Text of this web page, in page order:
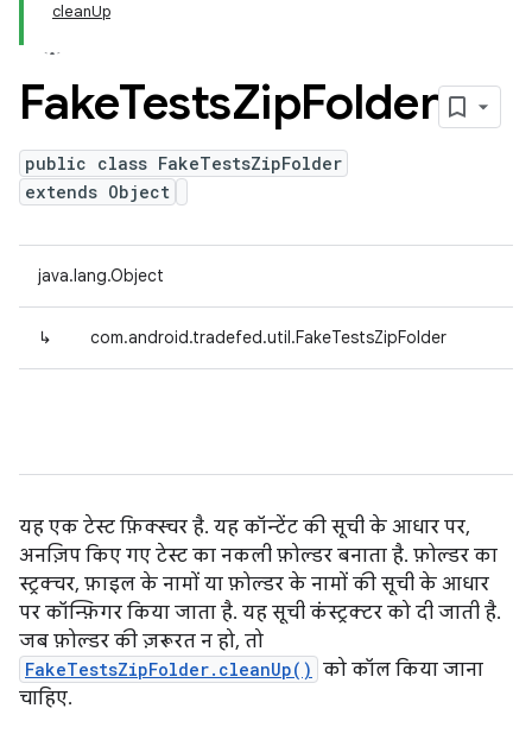
cleanUp
FakeTestsZipFolder
public class FakeTestsZipFolder
extends Object
java.lang.Object
↳ com.android.tradefed.util.FakeTestsZipFolder
यह एक टेस्ट फ़िक्स्चर है. यह कॉन्टेंट की सूची के आधार पर,
अनज़िप किए गए टेस्ट का नकली फ़ोल्डर बनाता है. फ़ोल्डर का
स्ट्रक्चर, फ़ाइल के नामों या फ़ोल्डर के नामों की सूची के आधार
पर कॉन्फ़िगर किया जाता है. यह सूची कंस्ट्रक्टर को दी जाती है.
जब फ़ोल्डर की ज़रूरत न हो, तो
FakeTestsZipFolder.cleanUp() को कॉल किया जाना
चाहिए.